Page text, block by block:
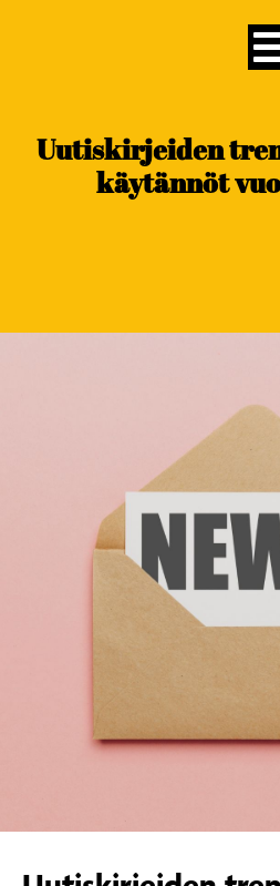
Uutiskirjeiden
käytännöt